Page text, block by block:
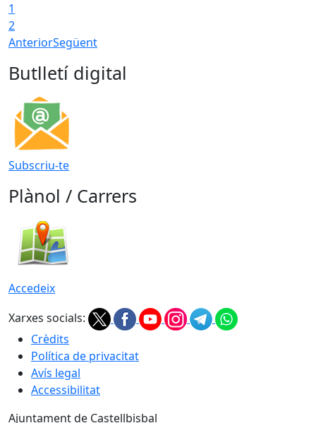
1
2
AnteriorSegüent
Butlletí digital
Subscriu-te
Plànol / Carrers
Accedeix
Xarxes socials:
Crèdits
Política de privacitat
Avís legal
Accessibilitat
Ajuntament de Castellbisbal